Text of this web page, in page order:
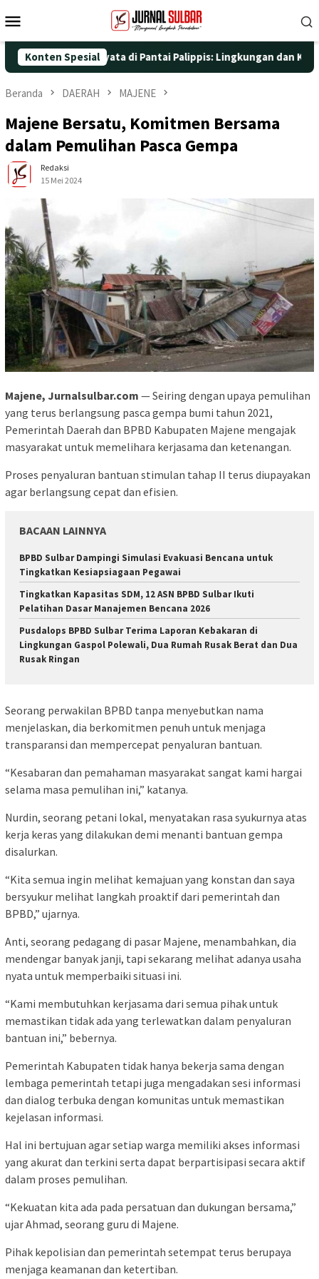
ke
Mobile
Konten Spesial
Aksi Nyata di Pantai Palippis: Lingkungan dan Kesehatan
Beranda DAERAH MAJENE
Majene Bersatu, Komitmen Bersama
dalam Pemulihan Pasca Gempa
Redaksi
15 Mei 2024
Majene, Jurnalsulbar.com — Seiring dengan upaya pemulihan
yang terus berlangsung pasca gempa bumi tahun 2021,
Pemerintah Daerah dan BPBD Kabupaten Majene mengajak
masyarakat untuk memelihara kerjasama dan ketenangan.
Proses penyaluran bantuan stimulan tahap II terus diupayakan
agar berlangsung cepat dan efisien.
BACAAN LAINNYA
BPBD Sulbar Dampingi Simulasi Evakuasi Bencana untuk
Tingkatkan Kesiapsiagaan Pegawai
Tingkatkan Kapasitas SDM, 12 ASN BPBD Sulbar Ikuti
Pelatihan Dasar Manajemen Bencana 2026
Pusdalops BPBD Sulbar Terima Laporan Kebakaran di
Lingkungan Gaspol Polewali, Dua Rumah Rusak Berat dan Dua
Rusak Ringan
Seorang perwakilan BPBD tanpa menyebutkan nama
menjelaskan, dia berkomitmen penuh untuk menjaga
transparansi dan mempercepat penyaluran bantuan.
“Kesabaran dan pemahaman masyarakat sangat kami hargai
selama masa pemulihan ini,” katanya.
Nurdin, seorang petani lokal, menyatakan rasa syukurnya atas
kerja keras yang dilakukan demi menanti bantuan gempa
disalurkan.
“Kita semua ingin melihat kemajuan yang konstan dan saya
bersyukur melihat langkah proaktif dari pemerintah dan
BPBD,” ujarnya.
Anti, seorang pedagang di pasar Majene, menambahkan, dia
mendengar banyak janji, tapi sekarang melihat adanya usaha
nyata untuk memperbaiki situasi ini.
“Kami membutuhkan kerjasama dari semua pihak untuk
memastikan tidak ada yang terlewatkan dalam penyaluran
bantuan ini,” bebernya.
Pemerintah Kabupaten tidak hanya bekerja sama dengan
lembaga pemerintah tetapi juga mengadakan sesi informasi
dan dialog terbuka dengan komunitas untuk memastikan
kejelasan informasi.
Hal ini bertujuan agar setiap warga memiliki akses informasi
yang akurat dan terkini serta dapat berpartisipasi secara aktif
dalam proses pemulihan.
“Kekuatan kita ada pada persatuan dan dukungan bersama,”
ujar Ahmad, seorang guru di Majene.
Pihak kepolisian dan pemerintah setempat terus berupaya
menjaga keamanan dan ketertiban.